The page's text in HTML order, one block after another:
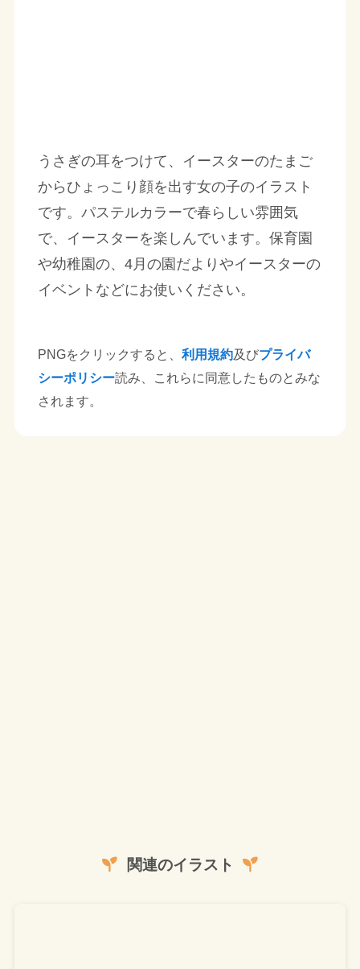
うさぎの耳をつけて、イースターのたまご
からひょっこり顔を出す女の子のイラスト
です。パステルカラーで春らしい雰囲気
で、イースターを楽しんでいます。保育園
や幼稚園の、4月の園だよりやイースターの
イベントなどにお使いください。
PNGをクリックすると、 利用規約及びプライバ
シーポリシー読み、これらに同意したものとみな
されます。
関連のイラスト